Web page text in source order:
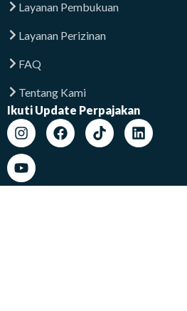
Layanan Pembukuan
Layanan Perizinan
FAQ
Tentang Kami
Ikuti Update Perpajakan